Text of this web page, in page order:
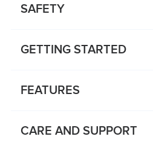
SAFETY
GETTING STARTED
FEATURES
CARE AND SUPPORT